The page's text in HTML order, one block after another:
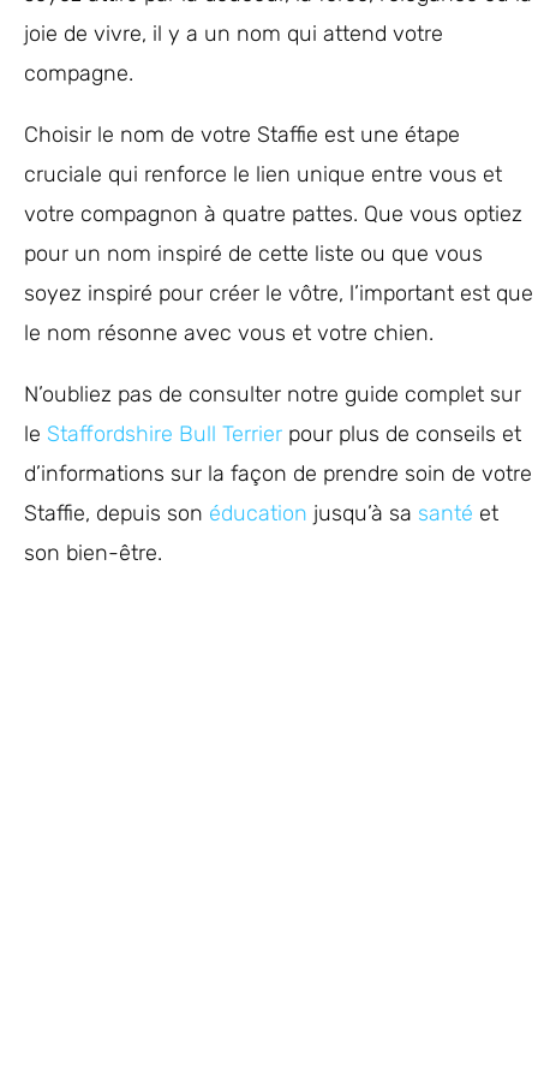
joie de vivre, il y a un nom qui attend votre
compagne.
Choisir le nom de votre Staffie est une étape
cruciale qui renforce le lien unique entre vous et
votre compagnon à quatre pattes. Que vous optiez
pour un nom inspiré de cette liste ou que vous
soyez inspiré pour créer le vôtre, l’important est que
le nom résonne avec vous et votre chien.
N’oubliez pas de consulter notre guide complet sur
le Staffordshire Bull Terrier pour plus de conseils et
d’informations sur la façon de prendre soin de votre
Staffie, depuis son éducation jusqu’à sa santé et
son bien-être.